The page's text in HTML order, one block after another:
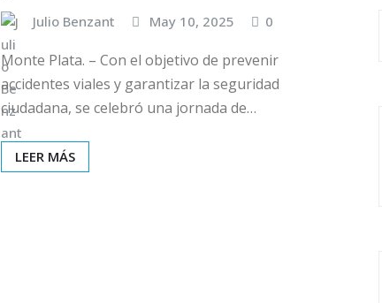
Julio Benzant May 10, 2025 0
Monte Plata. – Con el objetivo de prevenir
accidentes viales y garantizar la seguridad
ciudadana, se celebró una jornada de…
LEER MÁS